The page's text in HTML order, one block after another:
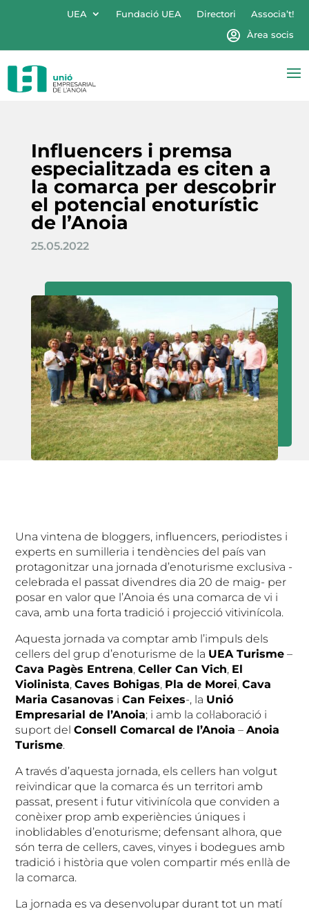
UEA Fundació UEA Directori
Associa’t!
Àrea socis
Influencers i premsa
especialitzada es citen a
la comarca per descobrir
el potencial enoturístic
de l’Anoia
25.05.2022
Una vintena de bloggers, influencers, periodistes i
experts en sumilleria i tendències del país van
protagonitzar una jornada d’enoturisme exclusiva -
celebrada el passat divendres dia 20 de maig- per
posar en valor que l’Anoia és una comarca de vi i
cava, amb una forta tradició i projecció vitivinícola.
Aquesta jornada va comptar amb l’impuls dels
cellers del grup d’enoturisme de la UEA Turisme –
Cava Pagès Entrena,Celler Can Vich, El
Violinista,Caves Bohigas, Pla de Morei,Cava
Maria Casanovas iCan Feixes-, la Unió
Empresarial de l’Anoia; i amb la col·laboració i
suport delConsell Comarcal de l’Anoia –Anoia
Turisme.
A través d’aquesta jornada, els cellers han volgut
reivindicar que la comarca és un territori amb
passat, present i futur vitivinícola que conviden a
conèixer prop amb experiències úniques i
inoblidables d’enoturisme; defensant alhora, que
són terra de cellers, caves, vinyes i bodegues amb
tradició i història que volen compartir més enllà de
la comarca.
La jornada es va desenvolupar durant tot un matí